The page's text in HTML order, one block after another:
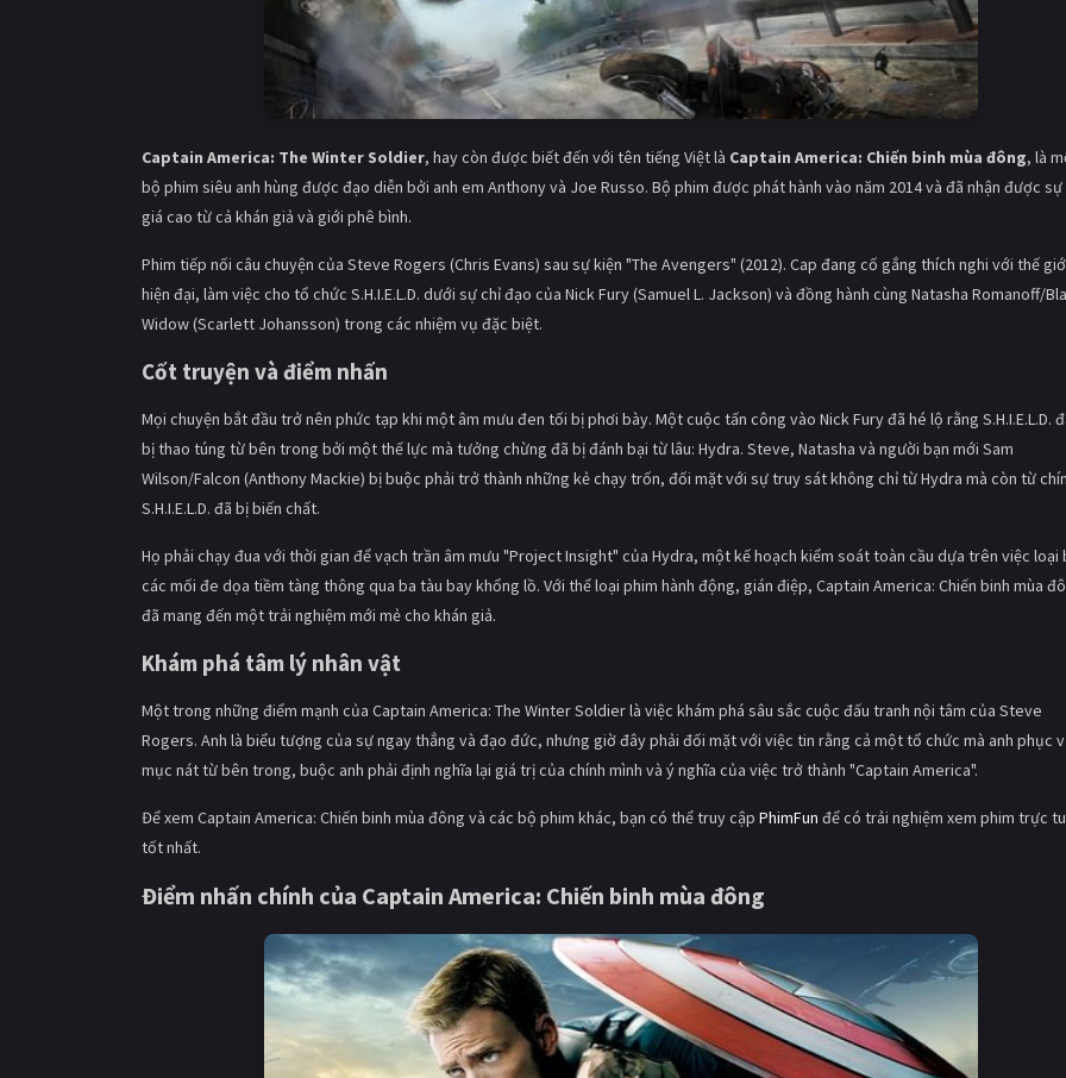
Captain America: The Winter Soldier, hay còn được biết đến với tên tiếng Việt là Captain America: Chiến binh mùa đông, là
bộ phim siêu anh hùng được đạo diễn bởi anh em Anthony và Joe Russo. Bộ phim được phát hành vào năm 2014 và đã nhận được sự
giá cao từ cả khán giả và giới phê bình.
Phim tiếp nối câu chuyện của Steve Rogers (Chris Evans) sau sự kiện "The Avengers" (2012). Cap đang cố gắng thích nghi với thế
hiện đại, làm việc cho tổ chức S.H.I.E.L.D. dưới sự chỉ đạo của Nick Fury (Samuel L. Jackson) và đồng hành cùng Natasha Romanoff/
Widow (Scarlett Johansson) trong các nhiệm vụ đặc biệt.
Cốt truyện và điểm nhấn
Mọi chuyện bắt đầu trở nên phức tạp khi một âm mưu đen tối bị phơi bày. Một cuộc tấn công vào Nick Fury đã hé lộ rằng S.H.I.E.L.D.
bị thao túng từ bên trong bởi một thế lực mà tưởng chừng đã bị đánh bại từ lâu: Hydra. Steve, Natasha và người bạn mới Sam
Wilson/Falcon (Anthony Mackie) bị buộc phải trở thành những kẻ chạy trốn, đối mặt với sự truy sát không chỉ từ Hydra mà còn từ
S.H.I.E.L.D. đã bị biến chất.
Họ phải chạy đua với thời gian để vạch trần âm mưu "Project Insight" của Hydra, một kế hoạch kiểm soát toàn cầu dựa trên việc loại
các mối đe dọa tiềm tàng thông qua ba tàu bay khổng lồ. Với thể loại phim hành động, gián điệp, Captain America: Chiến binh mùa
đã mang đến một trải nghiệm mới mẻ cho khán giả.
Khám phá tâm lý nhân vật
Một trong những điểm mạnh của Captain America: The Winter Soldier là việc khám phá sâu sắc cuộc đấu tranh nội tâm của Steve
Rogers. Anh là biểu tượng của sự ngay thẳng và đạo đức, nhưng giờ đây phải đối mặt với việc tin rằng cả một tổ chức mà anh phục
mục nát từ bên trong, buộc anh phải định nghĩa lại giá trị của chính mình và ý nghĩa của việc trở thành "Captain America".
Để xem Captain America: Chiến binh mùa đông và các bộ phim khác, bạn có thể truy cập PhimFun để có trải nghiệm xem phim trực
tốt nhất.
Điểm nhấn chính của Captain America: Chiến binh mùa đông